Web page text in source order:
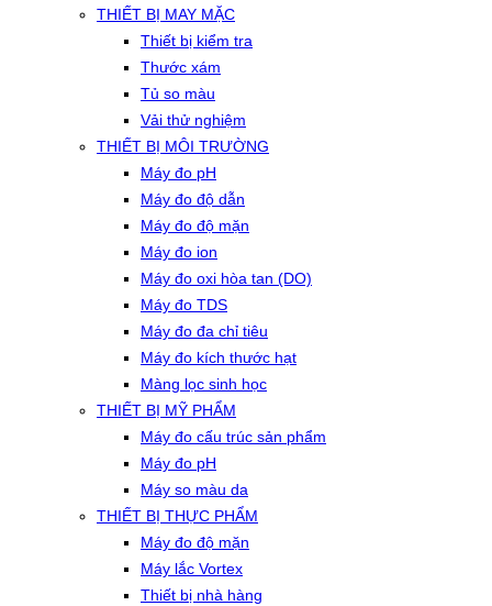
THIẾT BỊ MAY MẶC
Thiết bị kiểm tra
Thước xám
Tủ so màu
Vải thử nghiệm
THIẾT BỊ MÔI TRƯỜNG
Máy đo pH
Máy đo độ dẫn
Máy đo độ mặn
Máy đo ion
Máy đo oxi hòa tan (DO)
Máy đo TDS
Máy đo đa chỉ tiêu
Máy đo kích thước hạt
Màng lọc sinh học
THIẾT BỊ MỸ PHẨM
Máy đo cấu trúc sản phẩm
Máy đo pH
Máy so màu da
THIẾT BỊ THỰC PHẨM
Máy đo độ mặn
Máy lắc Vortex
Thiết bị nhà hàng